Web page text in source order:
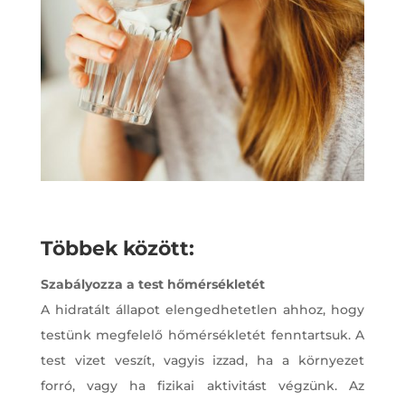
Többek között:
Szabályozza a test hőmérsékletét
A hidratált állapot elengedhetetlen ahhoz, hogy
testünk megfelelő hőmérsékletét fenntartsuk. A
test vizet veszít, vagyis izzad, ha a környezet
forró, vagy ha fizikai aktivitást végzünk. Az